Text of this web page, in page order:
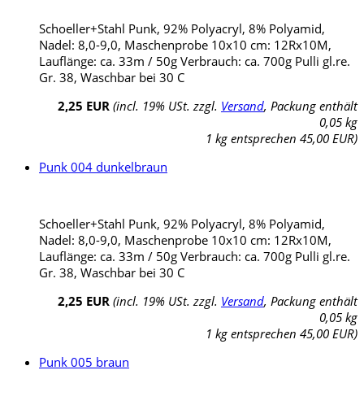
Schoeller+Stahl Punk, 92% Polyacryl, 8% Polyamid,
Nadel: 8,0-9,0, Maschenprobe 10x10 cm: 12Rx10M,
Lauflänge: ca. 33m / 50g Verbrauch: ca. 700g Pulli gl.re.
Gr. 38, Waschbar bei 30 C
2,25 EUR (incl. 19% USt. zzgl. Versand, Packung enthält
0,05 kg
1 kg entsprechen 45,00 EUR)
Punk 004 dunkelbraun
Schoeller+Stahl Punk, 92% Polyacryl, 8% Polyamid,
Nadel: 8,0-9,0, Maschenprobe 10x10 cm: 12Rx10M,
Lauflänge: ca. 33m / 50g Verbrauch: ca. 700g Pulli gl.re.
Gr. 38, Waschbar bei 30 C
2,25 EUR (incl. 19% USt. zzgl. Versand, Packung enthält
0,05 kg
1 kg entsprechen 45,00 EUR)
Punk 005 braun